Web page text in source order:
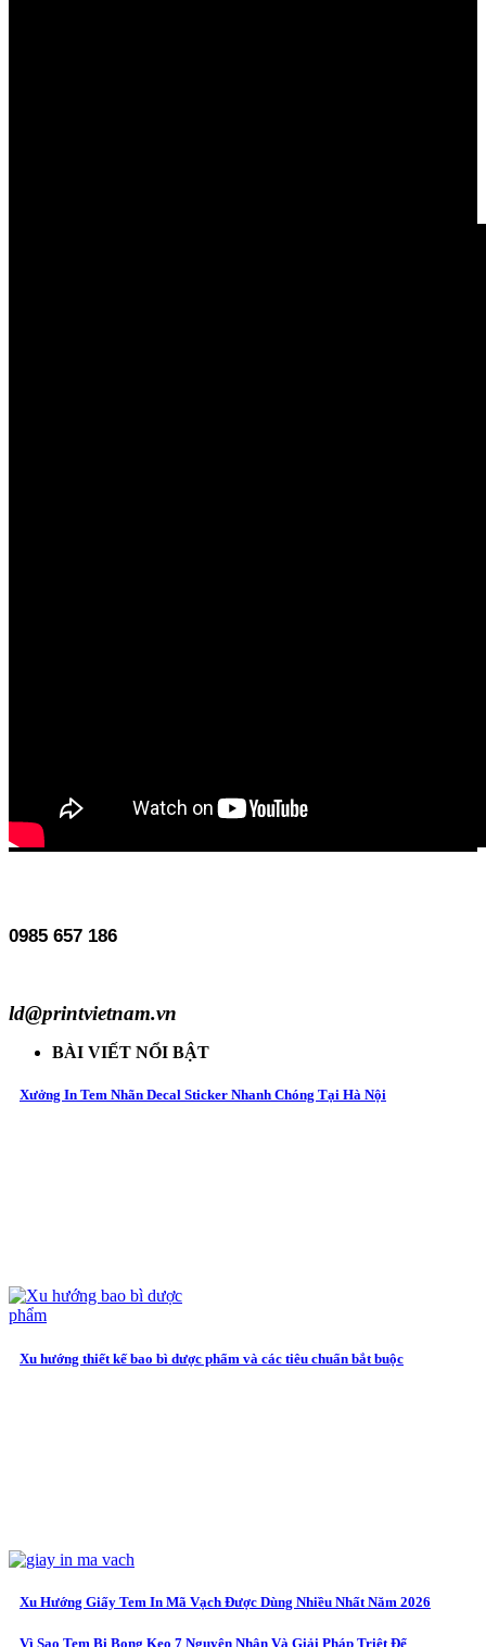
0985 657 186
ld@printvietnam.vn
BÀI VIẾT NỔI BẬT
Xưởng In Tem Nhãn Decal Sticker Nhanh Chóng Tại Hà Nội
Xu hướng thiết kế bao bì dược phẩm và các tiêu chuẩn bắt buộc
Xu Hướng Giấy Tem In Mã Vạch Được Dùng Nhiều Nhất Năm 2026
Vì Sao Tem Bị Bong Keo 7 Nguyên Nhân Và Giải Pháp Triệt Để